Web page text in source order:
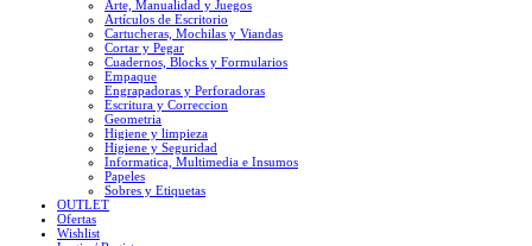
Arte, Manualidad y Juegos
Artículos de Escritorio
Cartucheras, Mochilas y Viandas
Cortar y Pegar
Cuadernos, Blocks y Formularios
Empaque
Engrapadoras y Perforadoras
Escritura y Correccion
Geometria
Higiene y limpieza
Higiene y Seguridad
Informatica, Multimedia e Insumos
Papeles
Sobres y Etiquetas
OUTLET
Ofertas
Wishlist